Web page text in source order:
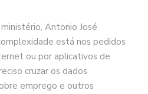
Antonio José
está nos pedidos
ou por aplicativos de
cruzar os dados
emprego e outros